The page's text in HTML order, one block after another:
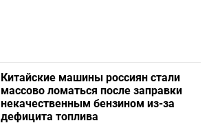
Китайские машины россиян стали
массово ломаться после заправки
некачественным бензином из-за
дефицита топлива